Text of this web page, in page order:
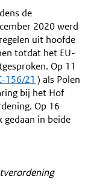
de
2020 werd
uit hoofde
totdat het EU-
Op 11
156/21 ) als Polen
bij het Hof
Op 16
in beide